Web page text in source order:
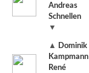
Andreas
Schnellen
▼
▲
Dominik
Kampmann
René